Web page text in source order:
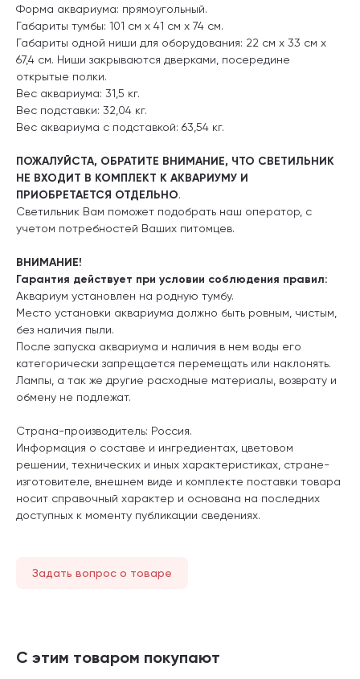
Форма аквариума: прямоугольный.
Габариты тумбы: 101 см x 41 см x 74 см.
Габариты одной ниши для оборудования: 22 см x 33 см x
67,4 см. Ниши закрываются дверками, посередине
открытые полки.
Вес аквариума: 31,5 кг.
Вес подставки: 32,04 кг.
Вес аквариума с подставкой: 63,54 кг.
ПОЖАЛУЙСТА, ОБРАТИТЕ ВНИМАНИЕ, ЧТО СВЕТИЛЬНИК
НЕ ВХОДИТ В КОМПЛЕКТ К АКВАРИУМУ И
ПРИОБРЕТАЕТСЯ ОТДЕЛЬНО.
Светильник Вам поможет подобрать наш оператор, с
учетом потребностей Ваших питомцев.
ВНИМАНИЕ!
Гарантия действует при условии соблюдения правил:
Аквариум установлен на родную тумбу.
Место установки аквариума должно быть ровным, чистым,
без наличия пыли.
После запуска аквариума и наличия в нем воды его
категорически запрещается перемещать или наклонять.
Лампы, а так же другие расходные материалы, возврату и
обмену не подлежат.
Страна-производитель: Россия.
Информация о составе и ингредиентах, цветовом
решении, технических и иных характеристиках, стране-
изготовителе, внешнем виде и комплекте поставки товара
носит справочный характер и основана на последних
доступных к моменту публикации сведениях.
Задать вопрос о товаре
С этим товаром покупают